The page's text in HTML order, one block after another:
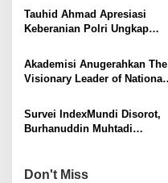
g
a
t
i
o
n
Kapolri
Tauhid Ahmad Apresiasi
Keberanian Polri Ungkap
yang Rugikan Negara
Akademisi Anugerahkan The
Visionary Leader of National
Survei IndexMundi Disorot,
Burhanuddin Muhtadi
Don't Miss